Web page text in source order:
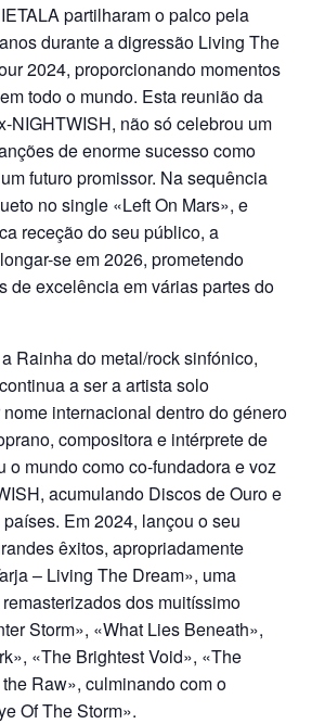
partilharam o palco pela
durante a digressão Living The
2024, proporcionando momentos
todo o mundo. Esta reunião da
NIGHTWISH, não só celebrou um
de enorme sucesso como
futuro promissor. Na sequência
no single «Left On Mars», e
receção do seu público, a
se em 2026, prometendo
de excelência em várias partes do
Rainha do metal/rock sinfónico,
a ser a artista solo
internacional dentro do género
compositora e intérprete de
o mundo como co-fundadora e voz
acumulando Discos de Ouro e
Em 2024, lançou o seu
êxitos, apropriadamente
– Living The Dream», uma
dos muitíssimo
Storm», «What Lies Beneath»,
«The Brightest Void», «The
Raw», culminando com o
Of The Storm».